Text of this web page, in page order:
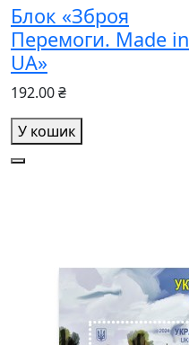
Блок «Зброя
Перемоги. Made in
UA»
192.00 ₴
У кошик